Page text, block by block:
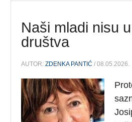
Naši mladi nisu
društva
AUTOR:ZDENKA PANTIĆ / 08.05.2026.